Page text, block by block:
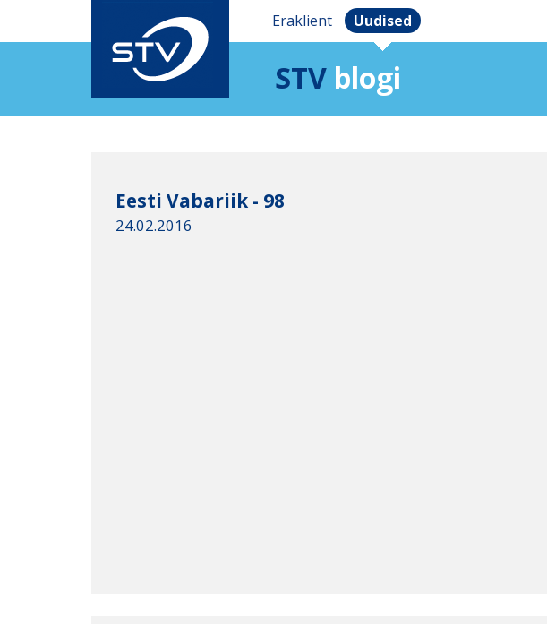
Eraklient Uudised
STV blogi
Eesti Vabariik - 98
24.02.2016